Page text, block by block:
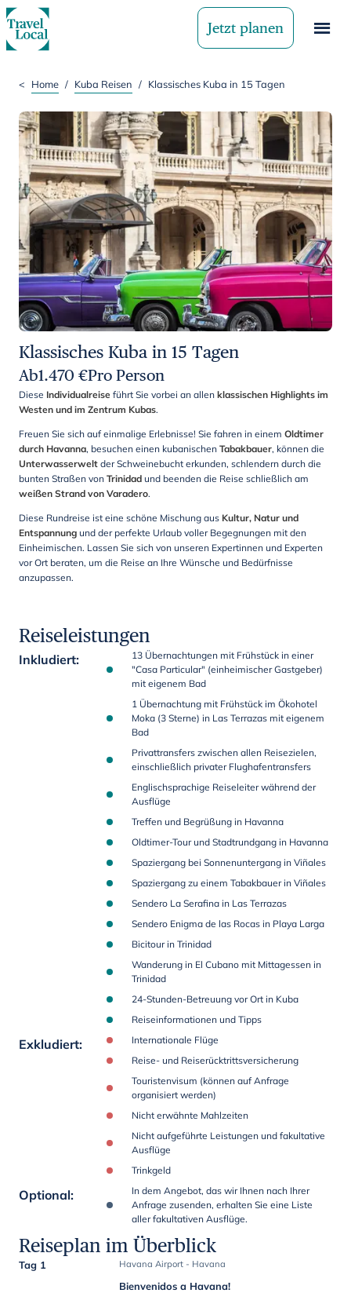
Jetzt planen
< Home / Kuba Reisen / Klassisches Kuba in 15 Tagen
Klassisches Kuba in 15 Tagen
Ab1.470 €Pro Person
Diese Individualreise führt Sie vorbei an allen klassischen Highlights im
Westen und im Zentrum Kubas.
Freuen Sie sich auf einmalige Erlebnisse! Sie fahren in einem Oldtimer
durch Havanna, besuchen einen kubanischen Tabakbauer, können die
Unterwasserwelt der Schweinebucht erkunden, schlendern durch die
bunten Straßen von Trinidad und beenden die Reise schließlich am
weißen Strand von Varadero.
Diese Rundreise ist eine schöne Mischung aus Kultur, Natur und
Entspannung und der perfekte Urlaub voller Begegnungen mit den
Einheimischen. Lassen Sie sich von unseren Expertinnen und Experten
vor Ort beraten, um die Reise an Ihre Wünsche und Bedürfnisse
anzupassen.
Reiseleistungen
Inkludiert:
13 Übernachtungen mit Frühstück in einer
"Casa Particular" (einheimischer Gastgeber)
mit eigenem Bad
1 Übernachtung mit Frühstück im Ökohotel
Moka (3 Sterne) in Las Terrazas mit eigenem
Bad
Privattransfers zwischen allen Reisezielen,
einschließlich privater Flughafentransfers
Englischsprachige Reiseleiter während der
Ausflüge
Treffen und Begrüßung in Havanna
Oldtimer-Tour und Stadtrundgang in Havanna
Spaziergang bei Sonnenuntergang in Viñales
Spaziergang zu einem Tabakbauer in Viñales
Sendero La Serafina in Las Terrazas
Sendero Enigma de las Rocas in Playa Larga
Bicitour in Trinidad
Wanderung in El Cubano mit Mittagessen in
Trinidad
24-Stunden-Betreuung vor Ort in Kuba
Reiseinformationen und Tipps
Exkludiert:
Internationale Flüge
Reise- und Reiserücktrittsversicherung
Touristenvisum (können auf Anfrage
organisiert werden)
Nicht erwähnte Mahlzeiten
Nicht aufgeführte Leistungen und fakultative
Ausflüge
Trinkgeld
Optional:
In dem Angebot, das wir Ihnen nach Ihrer
Anfrage zusenden, erhalten Sie eine Liste
aller fakultativen Ausflüge.
Reiseplan im Überblick
Tag 1 Havana Airport - Havana
Bienvenidos a Havana!